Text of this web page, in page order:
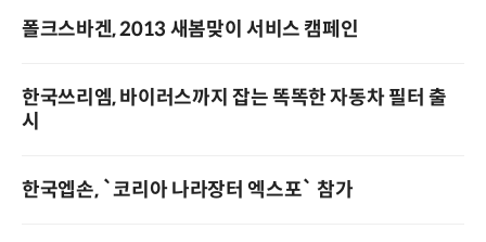
폴크스바겐, 2013 새봄맞이 서비스 캠페인
한국쓰리엠, 바이러스까지 잡는 똑똑한 자동차 필터 출
시
한국엡손, `코리아 나라장터 엑스포` 참가